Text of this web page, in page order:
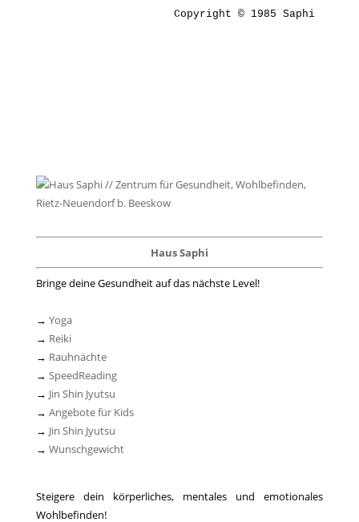
Copyright © 1985 Saphi
Haus Saphi
Bringe deine Gesundheit auf das nächste Level!
→ Yoga
→ Reiki
→ Rauhnächte
→ SpeedReading
→ Jin Shin Jyutsu
→ Angebote für Kids
→ Jin Shin Jyutsu
→ Wunschgewicht
Steigere dein körperliches, mentales und emotionales
Wohlbefinden!